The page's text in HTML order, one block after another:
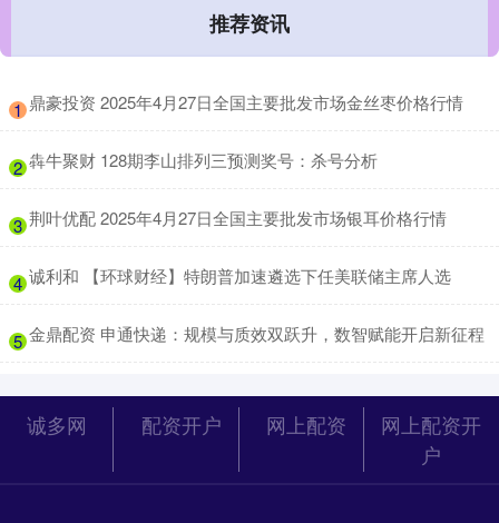
推荐资讯
1 ​鼎豪投资 2025年4月27日全国主要批发市场金丝枣价格行情
2 ​犇牛聚财 128期李山排列三预测奖号：杀号分析
3 ​荆叶优配 2025年4月27日全国主要批发市场银耳价格行情
4 ​诚利和 【环球财经】特朗普加速遴选下任美联储主席人选
5 ​金鼎配资 申通快递：规模与质效双跃升，数智赋能开启新征程
诚多网 配资开户 网上配资
网上配资开
户